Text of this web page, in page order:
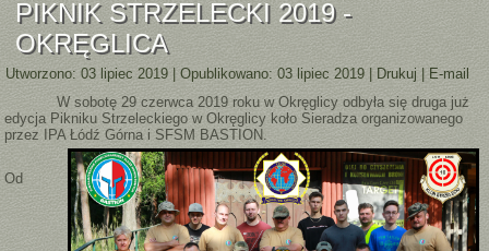
PIKNIK STRZELECKI 2019 -
OKRĘGLICA
Utworzono: 03 lipiec 2019 |Opublikowano: 03 lipiec 2019 Drukuj |E-mail
W sobotę 29 czerwca 2019 roku w Okręglicy odbyła się druga już
edycja Pikniku Strzeleckiego w Okręglicy koło Sieradza organizowanego
przez IPA Łódź Górna i SFSM BASTION.
Od